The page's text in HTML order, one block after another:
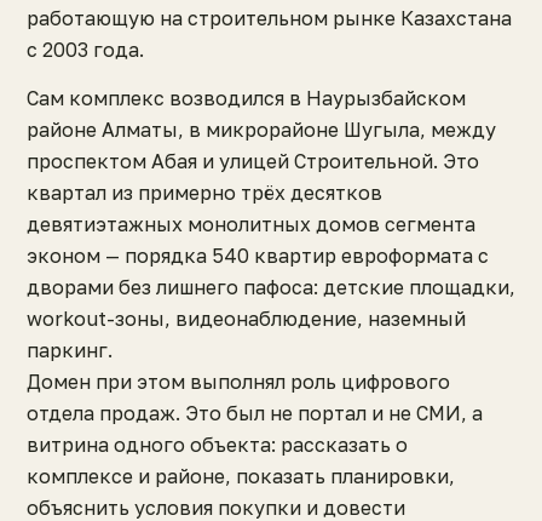
работающую на строительном рынке Казахстана
с 2003 года.
Сам комплекс возводился в Наурызбайском
районе Алматы, в микрорайоне Шугыла, между
проспектом Абая и улицей Строительной. Это
квартал из примерно трёх десятков
девятиэтажных монолитных домов сегмента
эконом — порядка 540 квартир евроформата с
дворами без лишнего пафоса: детские площадки,
workout-зоны, видеонаблюдение, наземный
паркинг.
Домен при этом выполнял роль цифрового
отдела продаж. Это был не портал и не СМИ, а
витрина одного объекта: рассказать о
комплексе и районе, показать планировки,
объяснить условия покупки и довести